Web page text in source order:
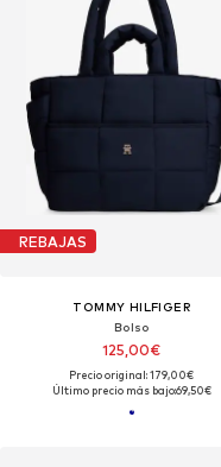
REBAJAS
TOMMY HILFIGER
Bolso
125,00€
Precio original: 179,00€
Último precio más bajo:69,50€